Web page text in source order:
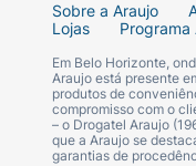
Sobre a Araujo
Lojas
Programa
Em Belo Horizonte,
Araujo está presente
produtos de
compromisso com o
– o Drogatel Araujo
que a Araujo se
garantias de